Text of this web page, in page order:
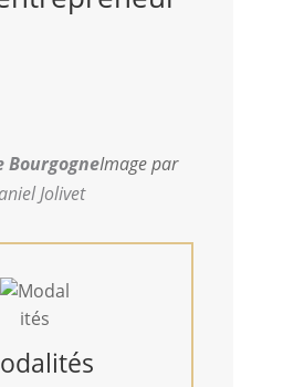
Image par
Jolivet